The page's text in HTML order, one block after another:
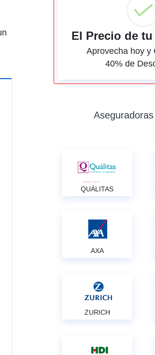
El Precio de
Aprovecha hoy y
40% de
QUÁLITAS
AXA
ZURICH